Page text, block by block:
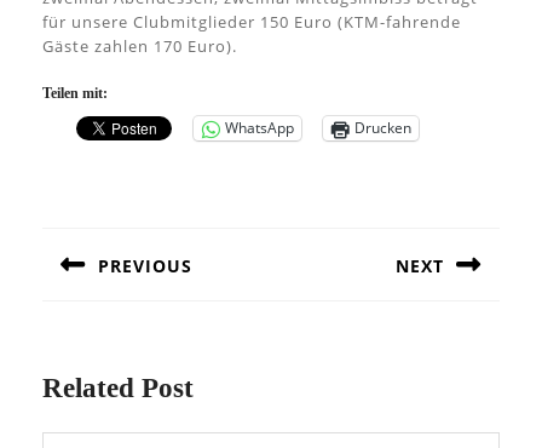
für unsere Clubmitglieder 150 Euro (KTM-fahrende
Gäste zahlen 170 Euro).
Teilen mit:
WhatsApp Drucken
PREVIOUS NEXT
Related Post